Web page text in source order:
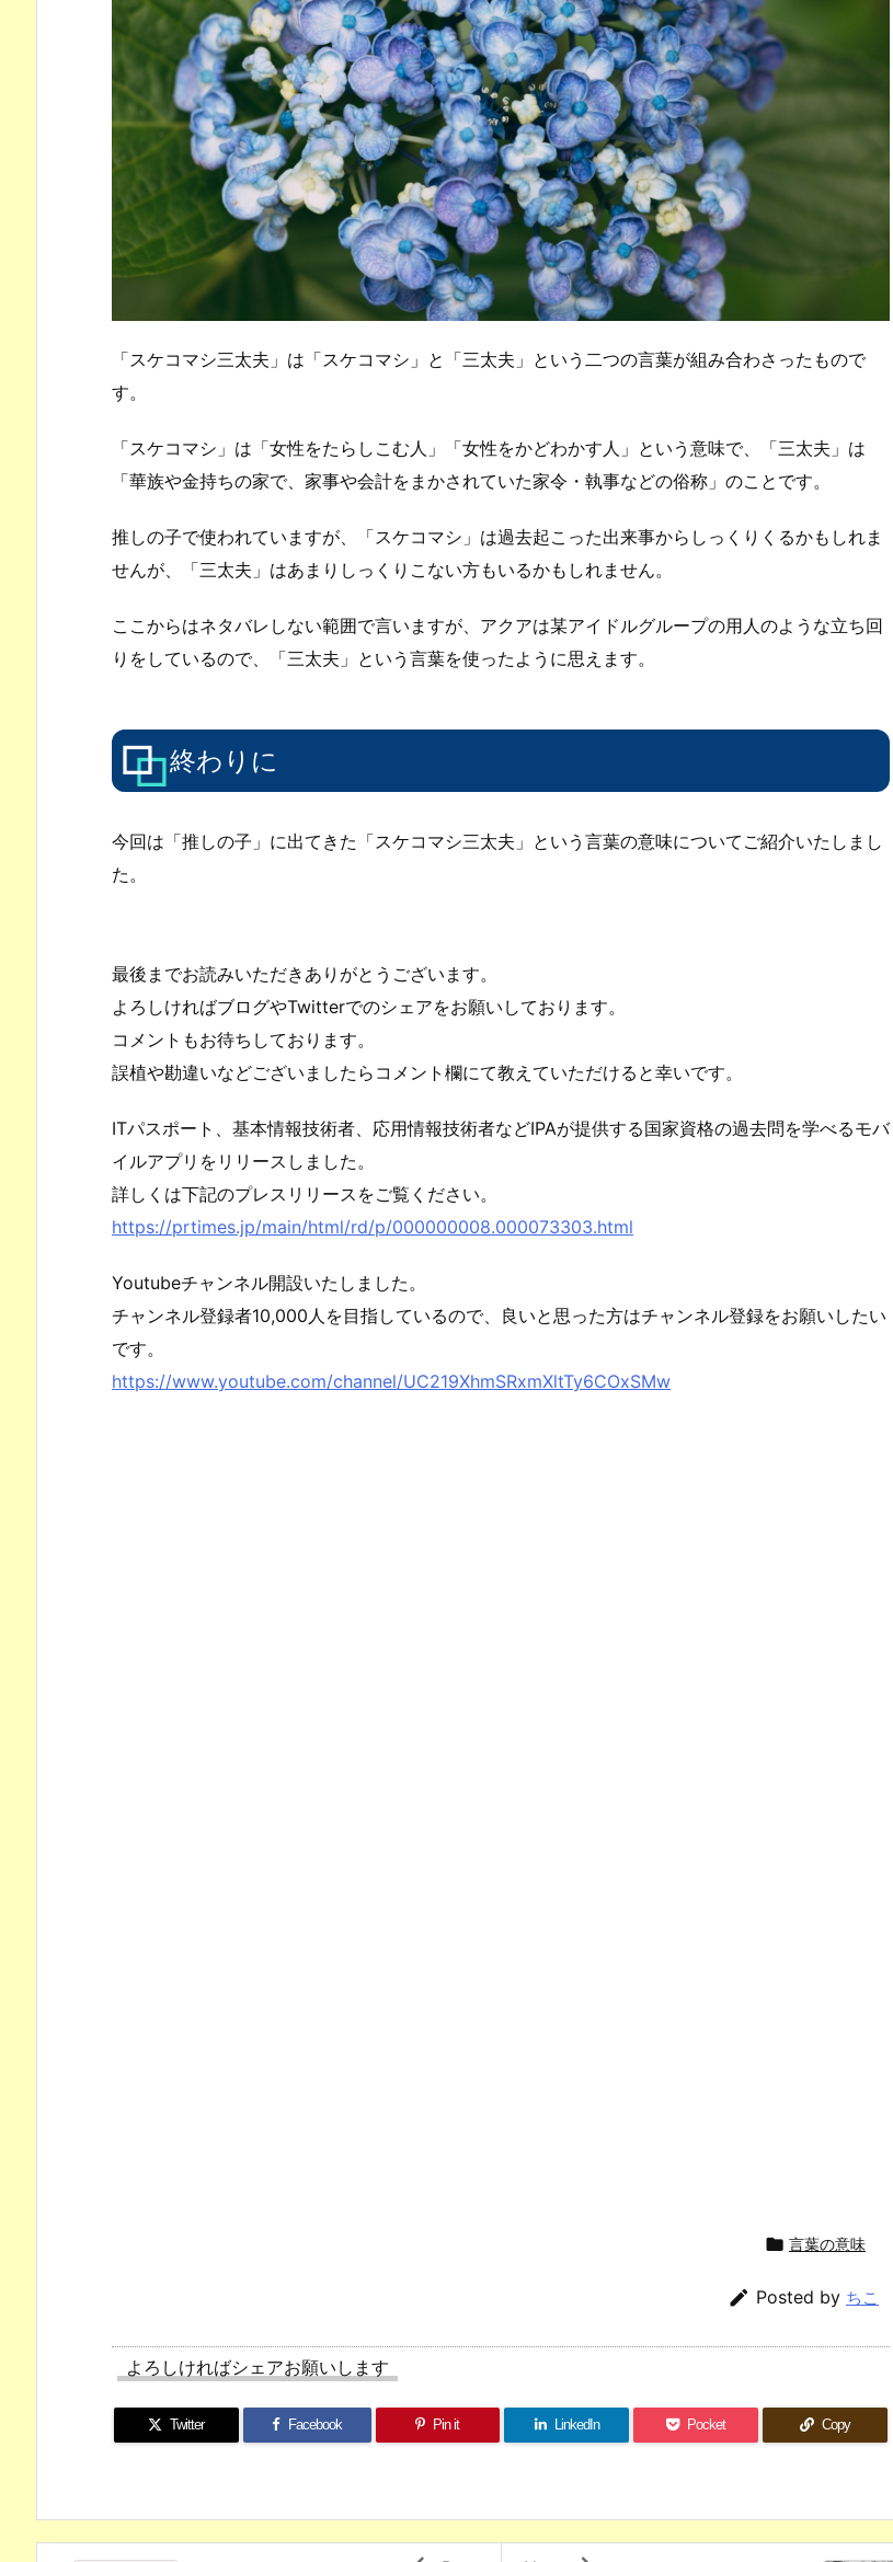
「スケコマシ三太夫」は「スケコマシ」と「三太夫」という二つの言葉が組み合わさったもので
す。
「スケコマシ」は「女性をたらしこむ人」「女性をかどわかす人」という意味で、「三太夫」は
「華族や金持ちの家で、家事や会計をまかされていた家令・執事などの俗称」のことです。
推しの子で使われていますが、「スケコマシ」は過去起こった出来事からしっくりくるかもしれま
せんが、「三太夫」はあまりしっくりこない方もいるかもしれません。
ここからはネタバレしない範囲で言いますが、アクアは某アイドルグループの用人のような立ち回
りをしているので、「三太夫」という言葉を使ったように思えます。
終わりに
今回は「推しの子」に出てきた「スケコマシ三太夫」という言葉の意味についてご紹介いたしまし
た。
最後までお読みいただきありがとうございます。
よろしければブログやTwitterでのシェアをお願いしております。
コメントもお待ちしております。
誤植や勘違いなどございましたらコメント欄にて教えていただけると幸いです。
ITパスポート、基本情報技術者、応用情報技術者などIPAが提供する国家資格の過去問を学べるモバ
イルアプリをリリースしました。
詳しくは下記のプレスリリースをご覧ください。
https://prtimes.jp/main/html/rd/p/000000008.000073303.html
Youtubeチャンネル開設いたしました。
チャンネル登録者10,000人を目指しているので、良いと思った方はチャンネル登録をお願いしたい
です。
https://www.youtube.com/channel/UC219XhmSRxmXltTy6COxSMw
 言葉の意味
 Posted by ちこ
よろしければシェアお願いします
Twitter Facebook Pin it LinkedIn Pocket Copy